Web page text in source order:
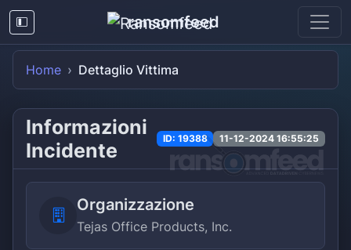
ransomfeed
Home Dettaglio Vittima
Informazioni
Incidente
ID: 19388 11-12-2024 16:55:25
Organizzazione
Tejas Office Products, Inc.